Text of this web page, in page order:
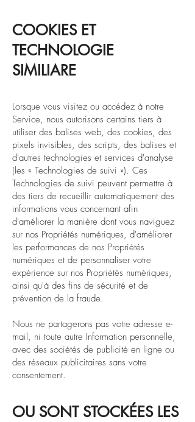
COOKIES ET
TECHNOLOGIE
SIMILIARE
Lorsque vous visitez ou accédez à notre
Service, nous autorisons certains tiers à
utiliser des balises web, des cookies, des
pixels invisibles, des scripts, des balises et
d'autres technologies et services d'analyse
(les « Technologies de suivi »). Ces
Technologies de suivi peuvent permettre à
des tiers de recueillir automatiquement des
informations vous concernant afin
d'améliorer la manière dont vous naviguez
sur nos Propriétés numériques, d'améliorer
les performances de nos Propriétés
numériques et de personnaliser votre
expérience sur nos Propriétés numériques,
ainsi qu'à des fins de sécurité et de
prévention de la fraude.
Nous ne partagerons pas votre adresse e-
mail, ni toute autre Information personnelle,
avec des sociétés de publicité en ligne ou
des réseaux publicitaires sans votre
consentement.
OU SONT STOCKÉES LES